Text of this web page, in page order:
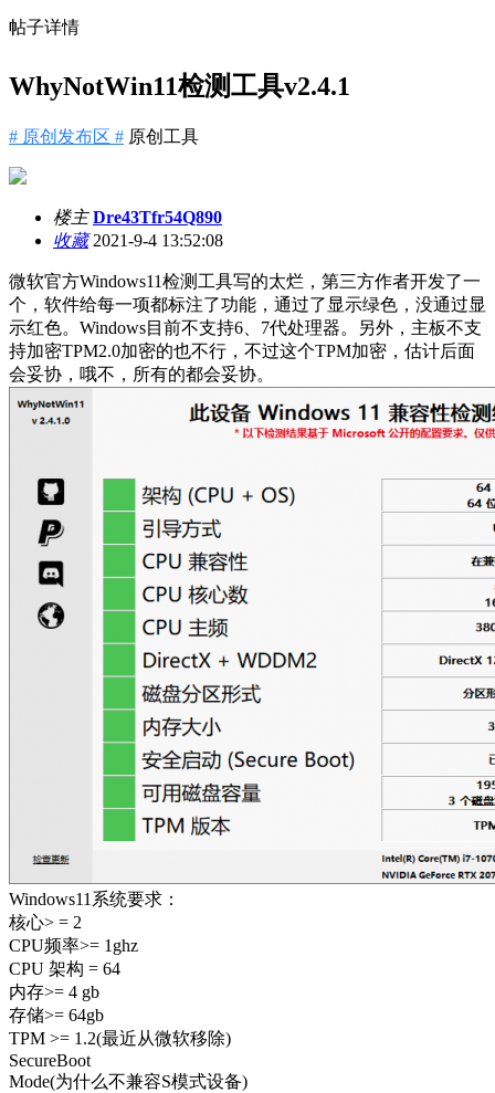
帖子详情
WhyNotWin11检测工具v2.4.1
# 原创发布区 # 原创工具
楼主 Dre43Tfr54Q890
收藏2021-9-4 13:52:08
微软官方Windows11检测工具写的太烂，第三方作者开发了一
个，软件给每一项都标注了功能，通过了显示绿色，没通过显
示红色。Windows目前不支持6、7代处理器。另外，主板不支
持加密TPM2.0加密的也不行，不过这个TPM加密，估计后面
会妥协，哦不，所有的都会妥协。
Windows11系统要求：
核心> = 2
CPU频率>= 1ghz
CPU 架构 = 64
内存>= 4 gb
存储>= 64gb
TPM >= 1.2(最近从微软移除)
SecureBoot
Mode(为什么不兼容S模式设备)